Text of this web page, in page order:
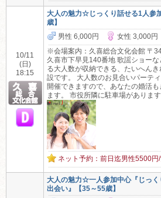
10/11
(日)
18:15
大人の魅力☆じっくり話せる1人参
歳】
男性 6,000円
女性 3,000円
※会場案内：久喜総合文化会館 〒
久喜市下早見140番地 歌謡ショー
る大人数が収納できる、たいへん
設です。 大人数のお見合いパーテ
開催できますので、あなたの婚活
ます。 市役所隣に駐車場があります
ネット予約：前日迄男性5500円
大人の魅力☆一人参加中心『じっ
出会い』【35～55歳】